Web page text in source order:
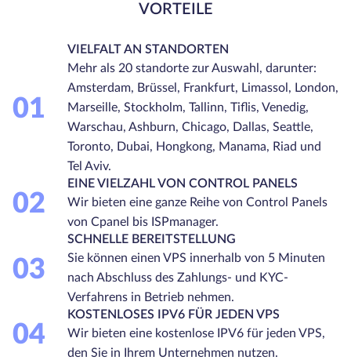
VORTEILE
01
VIELFALT AN STANDORTEN
Mehr als 20 standorte zur Auswahl, darunter:
Amsterdam, Brüssel, Frankfurt, Limassol, London,
Marseille, Stockholm, Tallinn, Tiflis, Venedig,
Warschau, Ashburn, Chicago, Dallas, Seattle,
Toronto, Dubai, Hongkong, Manama, Riad und
Tel Aviv.
02
EINE VIELZAHL VON CONTROL PANELS
Wir bieten eine ganze Reihe von Control Panels
von Cpanel bis ISPmanager.
03
SCHNELLE BEREITSTELLUNG
Sie können einen VPS innerhalb von 5 Minuten
nach Abschluss des Zahlungs- und KYC-
Verfahrens in Betrieb nehmen.
04
KOSTENLOSES IPV6 FÜR JEDEN VPS
Wir bieten eine kostenlose IPV6 für jeden VPS,
den Sie in Ihrem Unternehmen nutzen.